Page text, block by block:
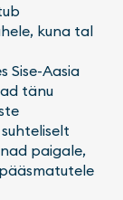
kuna tal
Sise-Aasia
tänu
paigale,